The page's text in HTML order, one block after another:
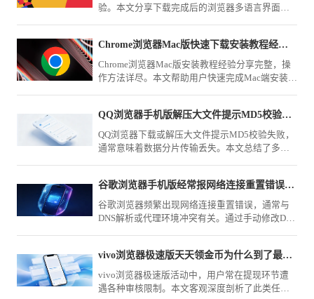
验。本文分享下载完成后的浏览器多语言界面设
Chrome浏览器Mac版快速下载安装教程经验分享
Chrome浏览器Mac版安装教程经验分享完整，操
作方法详尽。本文帮助用户快速完成Mac端安装，
QQ浏览器手机版解压大文件提示MD5校验失败自救法
QQ浏览器下载或解压大文件提示MD5校验失败，
通常意味着数据分片传输丢失。本文总结了多种
份。
谷歌浏览器手机版经常报网络连接重置错误到底怎么改机
谷歌浏览器频繁出现网络连接重置错误，通常与
DNS解析或代理环境冲突有关。通过手动修改DNS
vivo浏览器极速版天天领金币为什么到了最终提现总翻车
vivo浏览器极速版活动中，用户常在提现环节遭
遇各种审核限制。本文客观深度剖析了此类任务